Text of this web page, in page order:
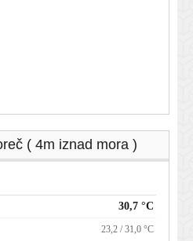
( 4m iznad mora )
30,7 °C
23,2 / 31,0 °C